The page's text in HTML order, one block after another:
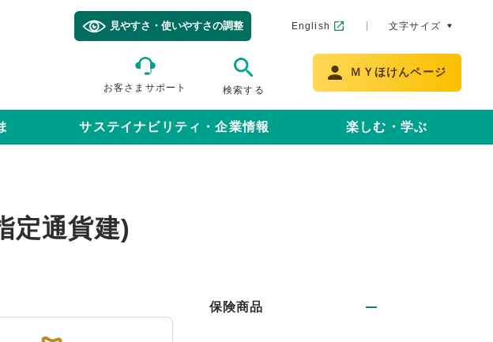
見やすさ・使いやすさの調整 English 文字サイズ
お客さまサポート 検索する
ＭＹほけんページ
サステイナビリティ・企業情報 楽しむ・学ぶ
定通貨建)
保険商品